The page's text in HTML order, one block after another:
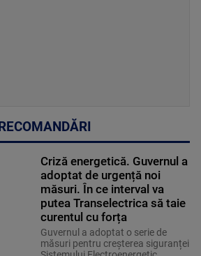
RECOMANDĂRI
Criză energetică. Guvernul a
adoptat de urgență noi
măsuri. În ce interval va
putea Transelectrica să taie
curentul cu forța
Guvernul a adoptat o serie de
măsuri pentru creșterea siguranței